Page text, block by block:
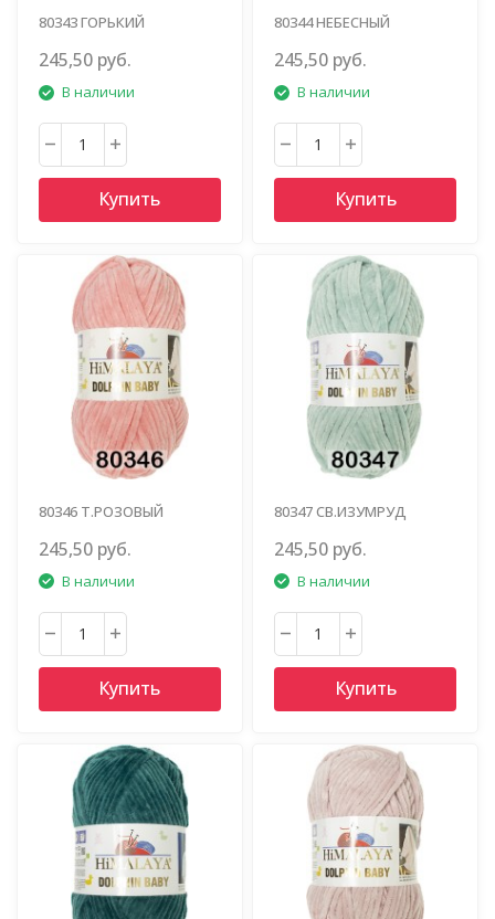
80343 ГОРЬКИЙ
245,50 руб.
В наличии
Купить
80344 НЕБЕСНЫЙ
245,50 руб.
В наличии
Купить
80346 Т.РОЗОВЫЙ
245,50 руб.
В наличии
Купить
80347 СВ.ИЗУМРУД
245,50 руб.
В наличии
Купить